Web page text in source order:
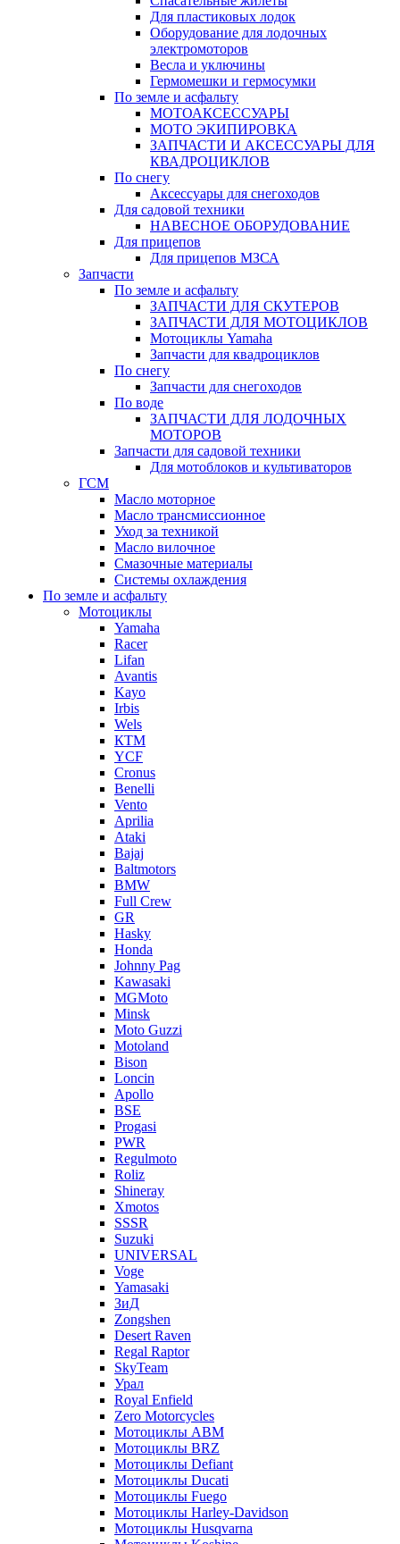
Для пластиковых лодок
Оборудование для лодочных
электромоторов
Весла и уключины
Гермомешки и гермосумки
По земле и асфальту
МОТОАКСЕССУАРЫ
МОТО ЭКИПИРОВКА
ЗАПЧАСТИ И АКСЕССУАРЫ ДЛЯ
КВАДРОЦИКЛОВ
По снегу
Аксессуары для снегоходов
Для садовой техники
НАВЕСНОЕ ОБОРУДОВАНИЕ
Для прицепов
Для прицепов МЗСА
Запчасти
По земле и асфальту
ЗАПЧАСТИ ДЛЯ СКУТЕРОВ
ЗАПЧАСТИ ДЛЯ МОТОЦИКЛОВ
Мотоциклы Yamaha
Запчасти для квадроциклов
По снегу
Запчасти для снегоходов
По воде
ЗАПЧАСТИ ДЛЯ ЛОДОЧНЫХ
МОТОРОВ
Запчасти для садовой техники
Для мотоблоков и культиваторов
ГСМ
Масло моторное
Масло трансмиссионное
Уход за техникой
Масло вилочное
Смазочные материалы
Системы охлаждения
По земле и асфальту
Мотоциклы
Yamaha
Racer
Lifan
Avantis
Kayo
Irbis
Wels
КТМ
YCF
Cronus
Benelli
Vento
Aprilia
Ataki
Bajaj
Baltmotors
BMW
Full Crew
GR
Hasky
Honda
Johnny Pag
Kawasaki
MGMoto
Minsk
Moto Guzzi
Motoland
Bison
Loncin
Apollo
BSE
Progasi
PWR
Regulmoto
Roliz
Shineray
Xmotos
SSSR
Suzuki
UNIVERSAL
Voge
Yamasaki
ЗиД
Zongshen
Desert Raven
Regal Raptor
SkyTeam
Урал
Royal Enfield
Zero Motorcycles
Мотоциклы ABM
Мотоциклы BRZ
Мотоциклы Defiant
Мотоциклы Ducati
Мотоциклы Fuego
Мотоциклы Harley-Davidson
Мотоциклы Husqvarna